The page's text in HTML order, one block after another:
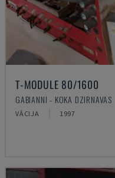
T-MODULE 80/1600
GABIANNI - KOKA DZIRNAVAS
VĀCIJA 1997